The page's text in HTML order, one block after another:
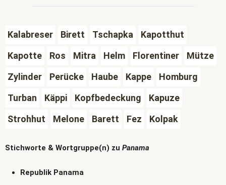
Kalabreser Birett Tschapka
Kapotthut
Kapotte
Ros Mitra Helm Florentiner
Mütze
Zylinder
Perücke Haube Kappe
Homburg
Turban
Käppi Kopfbedeckung
Kapuze
Strohhut
Melone Barett Fez Kolpak
Stichworte & Wortgruppe(n) zu Panama
Republik Panama